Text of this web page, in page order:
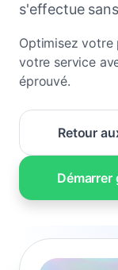
s'effectue
Optimisez votre
votre service
éprouvé.
Retour
Démarrer